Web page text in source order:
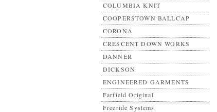
COLUMBIA KNIT
COOPERSTOWN BALLCAP
CORONA
CRESCENT DOWN WORKS
DANNER
DICKSON
ENGINEERED GARMENTS
Farfield Original
Freeride Systems